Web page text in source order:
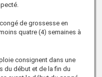
de grossesse en
quatre (4) semaines à
consignent dans une
du début et de la fin du